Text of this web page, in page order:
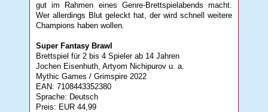
gut im Rahmen eines Genre-Brettspielabends macht.
Wer allerdings Blut geleckt hat, der wird schnell weitere
Champions haben wollen.
Super Fantasy Brawl
Brettspiel für 2 bis 4 Spieler ab 14 Jahren
Jochen Eisenhuth, Artyom Nichipurov u. a.
Mythic Games / Grimspire 2022
EAN: 7108443352380
Sprache: Deutsch
Preis: EUR 44,99